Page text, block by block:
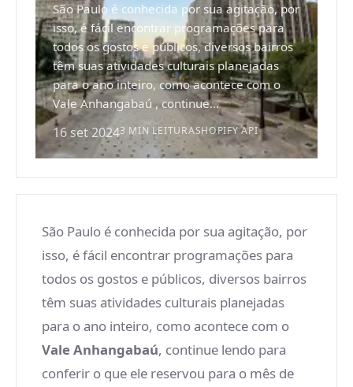
São Paulo é conhecida por sua agitação, por
isso, é fácil encontrar programações para
todos os gostos e públicos, diversos bairros
têm suas atividades culturais planejadas
para o ano inteiro, como acontece com o
Vale Anhangabaú , continue...
16 set 20243 MIN LEITURASHOPIFY API
São Paulo é conhecida por sua agitação, por
isso, é fácil encontrar programações para
todos os gostos e públicos, diversos bairros
têm suas atividades culturais planejadas
para o ano inteiro, como acontece com o
Vale Anhangabaú, continue lendo para
conferir o que ele reservou para o mês de